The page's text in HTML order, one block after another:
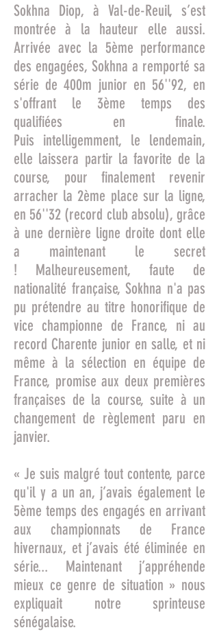
Sokhna Diop, à Val-de-Reuil, s’est
montrée à la hauteur elle aussi.
Arrivée avec la 5ème performance
des engagées, Sokhna a remporté sa
série de 400m junior en 56''92, en
s'offrant le 3ème temps des
qualifiées en finale.
Puis intelligemment, le lendemain,
elle laissera partir la favorite de la
course, pour finalement revenir
arracher la 2ème place sur la ligne,
en 56''32 (record club absolu), grâce
à une dernière ligne droite dont elle
a maintenant le secret
! Malheureusement, faute de
nationalité française, Sokhna n'a pas
pu prétendre au titre honorifique de
vice championne de France, ni au
record Charente junior en salle, et ni
même à la sélection en équipe de
France, promise aux deux premières
françaises de la course, suite à un
changement de règlement paru en
janvier.
« Je suis malgré tout contente, parce
qu'il y a un an, j’avais également le
5ème temps des engagés en arrivant
aux championnats de France
hivernaux, et j’avais été éliminée en
série... Maintenant j’appréhende
mieux ce genre de situation » nous
expliquait notre sprinteuse
sénégalaise.